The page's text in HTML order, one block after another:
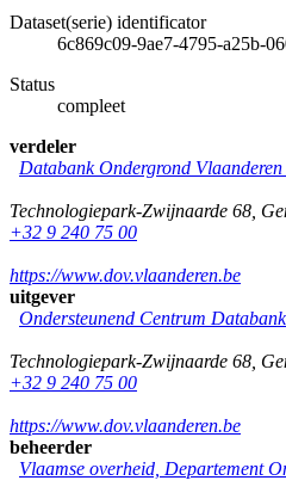
Dataset(serie) identificator
6c869c09-9ae7-4795-a25b-
Status
compleet
verdeler
Databank Ondergrond
Technologiepark-Zwijnaarde 68
+32 9 240 75 00
https://www.dov.vlaanderen.be
uitgever
Ondersteunend Centrum
Technologiepark-Zwijnaarde 68
+32 9 240 75 00
https://www.dov.vlaanderen.be
beheerder
Vlaamse overheid, Departement